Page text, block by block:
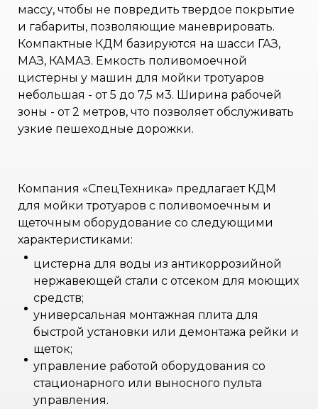
массу, чтобы не повредить твердое покрытие
и габариты, позволяющие маневрировать.
Компактные КДМ базируются на шасси ГАЗ,
МАЗ, КАМАЗ. Емкость поливомоечной
цистерны у машин для мойки тротуаров
небольшая - от 5 до 7,5 м3. Ширина рабочей
зоны - от 2 метров, что позволяет обслуживать
узкие пешеходные дорожки.
Компания «СпецТехника» предлагает КДМ
для мойки тротуаров с поливомоечным и
щеточным оборудование со следующими
характеристиками:
цистерна для воды из антикоррозийной
нержавеющей стали с отсеком для моющих
средств;
универсальная монтажная плита для
быстрой установки или демонтажа рейки и
щеток;
управление работой оборудования со
стационарного или выносного пульта
управления.